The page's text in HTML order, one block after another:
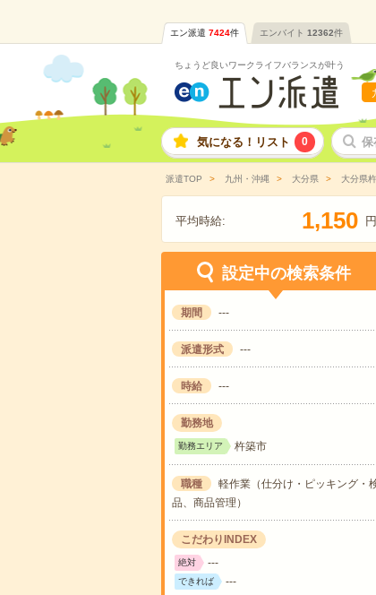
エン派遣 7424件 エンバイト 12362件
ちょうど良いワークライフバランスが叶う
気になる！リスト 0 保
派遣TOP 九州・沖縄 大分県 大分県
平均時給: 1,150 円
設定中の検索条件
期間 ---
派遣形式 ---
時給 ---
勤務地
勤務エリア 杵築市
職種
軽作業（仕分け・ピッキング・
品、商品管理）
こだわりINDEX
絶対 ---
できれば ---